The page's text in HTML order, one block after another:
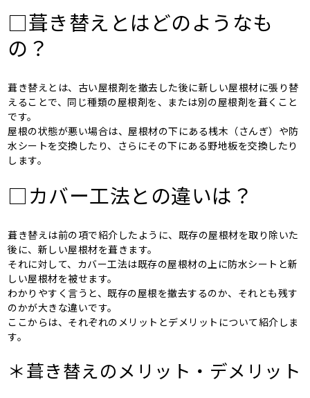
□葺き替えとはどのようなも
の？
葺き替えとは、古い屋根剤を撤去した後に新しい屋根材に張り替
えることで、同じ種類の屋根剤を、または別の屋根剤を葺くこと
です。
屋根の状態が悪い場合は、屋根材の下にある桟木（さんぎ）や防
水シートを交換したり、さらにその下にある野地板を交換したり
します。
□カバー工法との違いは？
葺き替えは前の項で紹介したように、既存の屋根材を取り除いた
後に、新しい屋根材を葺きます。
それに対して、カバー工法は既存の屋根材の上に防水シートと新
しい屋根材を被せます。
わかりやすく言うと、既存の屋根を撤去するのか、それとも残す
のかが大きな違いです。
ここからは、それぞれのメリットとデメリットについて紹介しま
す。
＊葺き替えのメリット・デメリット